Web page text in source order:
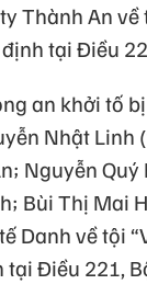
Thành An
tại Điều
an khởi tố
Nhật
Nguyễn
Bùi Thị Mai
Danh về tội
Điều 221,